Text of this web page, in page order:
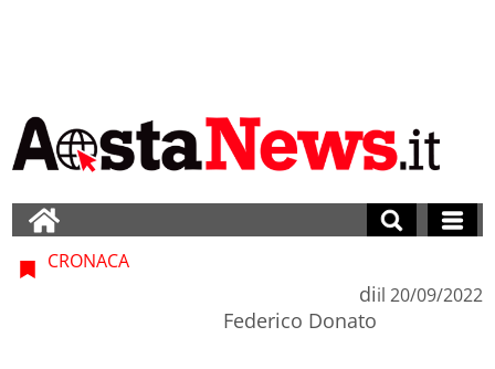
CRONACA
di
Federico Donato
il 20/09/2022